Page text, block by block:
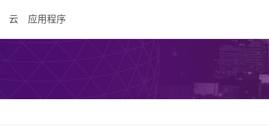
云 应用程序